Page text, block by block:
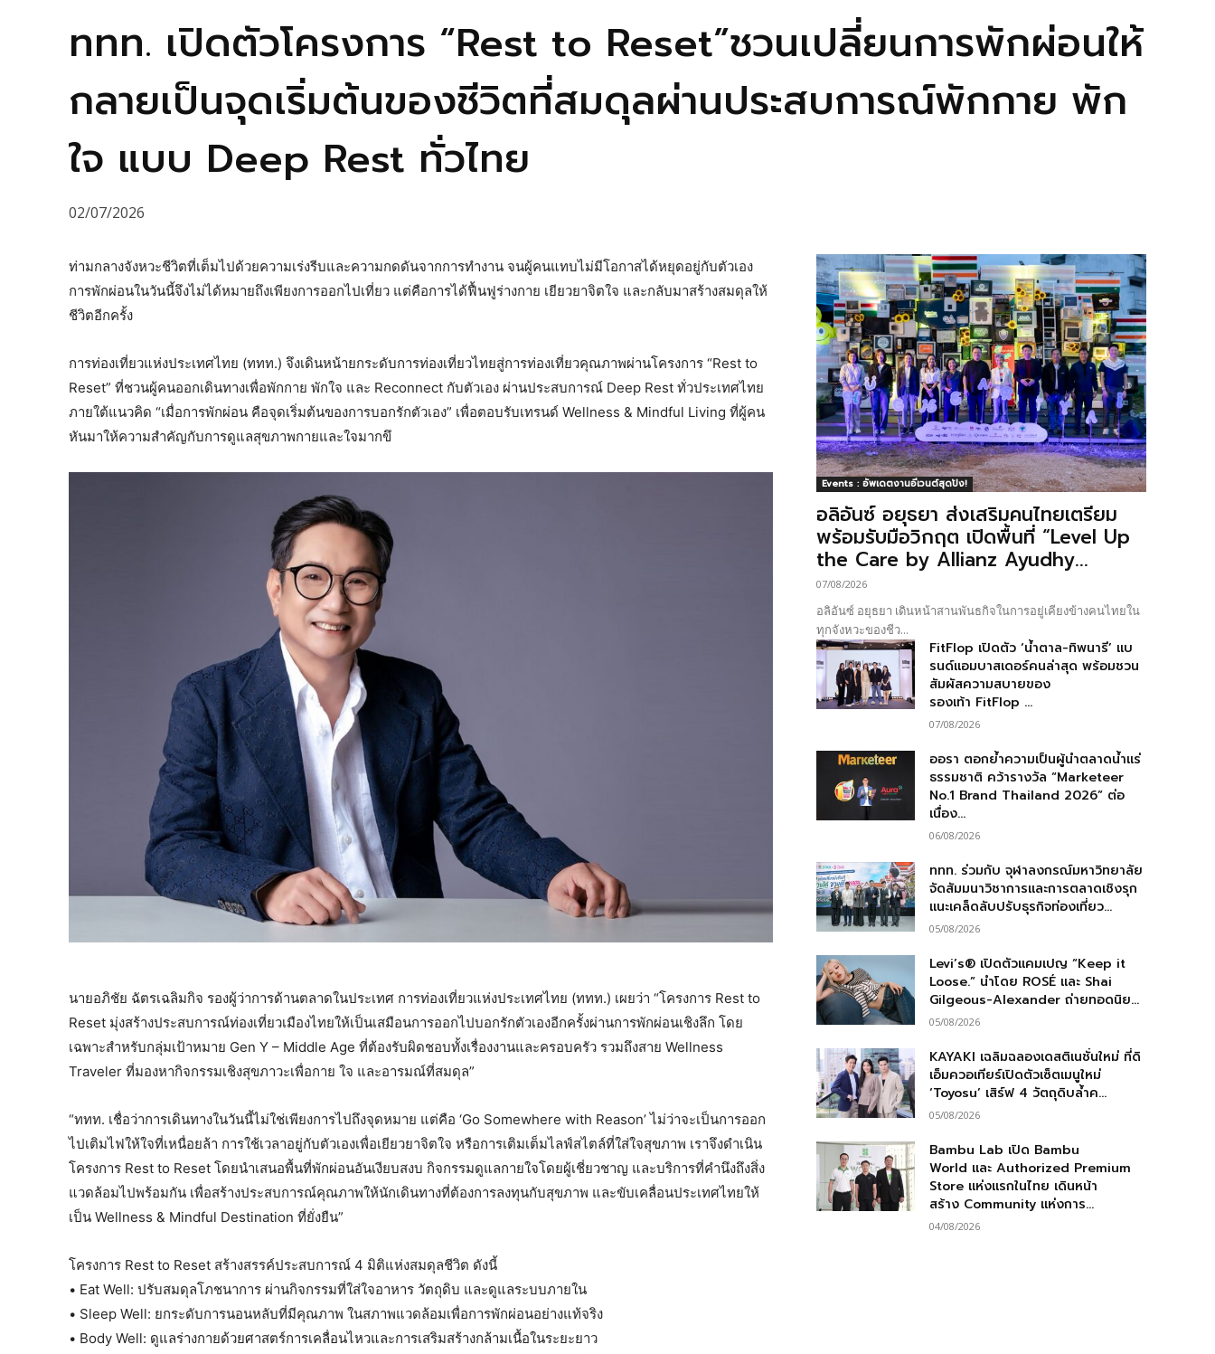
ททท. เปิดตัวโครงการ “Rest to Reset”ชวนเปลี่ยนการพักผ่อนให้
กลายเป็นจุดเริ่มต้นของชีวิตที่สมดุลผ่านประสบการณ์พักกาย พัก
ใจ แบบ Deep Rest ทั่วไทย
02/07/2026
ท่ามกลางจังหวะชีวิตที่เต็มไปด้วยความเร่งรีบและความกดดันจากการทำงาน จนผู้คนแทบไม่มีโอกาสได้หยุดอยู่กับตัวเอง
การพักผ่อนในวันนี้จึงไม่ได้หมายถึงเพียงการออกไปเที่ยว แต่คือการได้ฟื้นฟูร่างกาย เยียวยาจิตใจ และกลับมาสร้างสมดุลให้
ชีวิตอีกครั้ง
การท่องเที่ยวแห่งประเทศไทย (ททท.) จึงเดินหน้ายกระดับการท่องเที่ยวไทยสู่การท่องเที่ยวคุณภาพผ่านโครงการ “Rest to
Reset” ที่ชวนผู้คนออกเดินทางเพื่อพักกาย พักใจ และ Reconnect กับตัวเอง ผ่านประสบการณ์ Deep Rest ทั่วประเทศไทย
ภายใต้แนวคิด “เมื่อการพักผ่อน คือจุดเริ่มต้นของการบอกรักตัวเอง” เพื่อตอบรับเทรนด์ Wellness & Mindful Living ที่ผู้คน
หันมาให้ความสำคัญกับการดูแลสุขภาพกายและใจมากขึ
นายอภิชัย ฉัตรเฉลิมกิจ รองผู้ว่าการด้านตลาดในประเทศ การท่องเที่ยวแห่งประเทศไทย (ททท.) เผยว่า “โครงการ Rest to
Reset มุ่งสร้างประสบการณ์ท่องเที่ยวเมืองไทยให้เป็นเสมือนการออกไปบอกรักตัวเองอีกครั้งผ่านการพักผ่อนเชิงลึก โดย
เฉพาะสำหรับกลุ่มเป้าหมาย Gen Y – Middle Age ที่ต้องรับผิดชอบทั้งเรื่องงานและครอบครัว รวมถึงสาย Wellness
Traveler ที่มองหากิจกรรมเชิงสุขภาวะเพื่อกาย ใจ และอารมณ์ที่สมดุล”
“ททท. เชื่อว่าการเดินทางในวันนี้ไม่ใช่เพียงการไปถึงจุดหมาย แต่คือ ‘Go Somewhere with Reason’ ไม่ว่าจะเป็นการออก
ไปเติมไฟให้ใจที่เหนื่อยล้า การใช้เวลาอยู่กับตัวเองเพื่อเยียวยาจิตใจ หรือการเติมเต็มไลฟ์สไตล์ที่ใส่ใจสุขภาพ เราจึงดำเนิน
โครงการ Rest to Reset โดยนำเสนอพื้นที่พักผ่อนอันเงียบสงบ กิจกรรมดูแลกายใจโดยผู้เชี่ยวชาญ และบริการที่คำนึงถึงสิ่ง
แวดล้อมไปพร้อมกัน เพื่อสร้างประสบการณ์คุณภาพให้นักเดินทางที่ต้องการลงทุนกับสุขภาพ และขับเคลื่อนประเทศไทยให้
เป็น Wellness & Mindful Destination ที่ยั่งยืน”
โครงการ Rest to Reset สร้างสรรค์ประสบการณ์ 4 มิติแห่งสมดุลชีวิต ดังนี้
• Eat Well: ปรับสมดุลโภชนาการ ผ่านกิจกรรมที่ใส่ใจอาหาร วัตถุดิบ และดูแลระบบภายใน
• Sleep Well: ยกระดับการนอนหลับที่มีคุณภาพ ในสภาพแวดล้อมเพื่อการพักผ่อนอย่างแท้จริง
• Body Well: ดูแลร่างกายด้วยศาสตร์การเคลื่อนไหวและการเสริมสร้างกล้ามเนื้อในระยะยาว
Events : อัพเดตงานอีเวนต์สุดปัง!
อลิอันซ์ อยุธยา ส่งเสริมคนไทยเตรียม
พร้อมรับมือวิกฤต เปิดพื้นที่ “Level Up
the Care by Allianz Ayudhy...
07/08/2026
อลิอันซ์ อยุธยา เดินหน้าสานพันธกิจในการอยู่เคียงข้างคนไทยใน
ทุกจังหวะของชีว...
FitFlop เปิดตัว ‘น้ำตาล-ทิพนารี’ แบ
รนด์แอมบาสเดอร์คนล่าสุด พร้อมชวน
สัมผัสความสบายของ
รองเท้า FitFlop ...
07/08/2026
ออรา ตอกย้ำความเป็นผู้นำตลาดน้ำแร่
ธรรมชาติ คว้ารางวัล “Marketeer
No.1 Brand Thailand 2026” ต่อ
เนื่อง...
06/08/2026
ททท. ร่วมกับ จุฬาลงกรณ์มหาวิทยาลัย
จัดสัมมนาวิชาการและการตลาดเชิงรุก
แนะเคล็ดลับปรับธุรกิจท่องเที่ยว...
05/08/2026
Levi’s® เปิดตัวแคมเปญ “Keep it
Loose.” นำโดย ROSÉ และ Shai
Gilgeous-Alexander ถ่ายทอดนิย...
05/08/2026
KAYAKI เฉลิมฉลองเดสติเนชั่นใหม่ ที่ดิ
เอ็มควอเทียร์เปิดตัวเซ็ตเมนูใหม่
‘Toyosu’ เสิร์ฟ 4 วัตถุดิบล้ำค...
05/08/2026
Bambu Lab เปิด Bambu
World และ Authorized Premium
Store แห่งแรกในไทย เดินหน้า
สร้าง Community แห่งการ...
04/08/2026